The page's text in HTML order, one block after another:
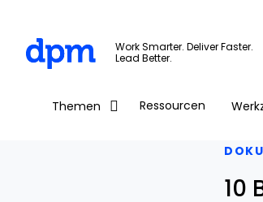
Skip to main content
Work Smarter. Deliver Faster.
Lead Better.
Themen Ressourcen
10